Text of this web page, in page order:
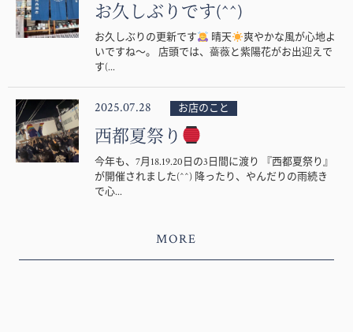
お久しぶりです(^^)
お久しぶりの更新です 晴天
爽やかな風が心地よ
いですね〜。 店頭では、薔薇と紫陽花がお出迎えで
す(...
2025.07.28 お店のこと
西都夏祭り
今年も、7月18.19.20日の3日間に渡り 『西都夏祭り』
が開催されました(^^) 降ったり、やんだりの雨続き
で心...
MORE